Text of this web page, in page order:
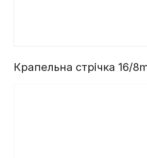
Крапельна стрічка 16/